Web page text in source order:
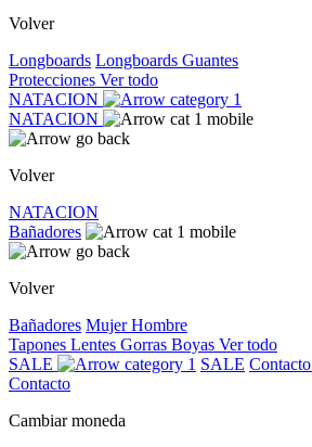
Volver
Longboards Longboards Guantes
Protecciones Ver todo
NATACION
NATACION
Volver
NATACION
Bañadores
Volver
Bañadores MujerHombre
Tapones Lentes Gorras Boyas Ver todo
SALE
SALE Contacto
Contacto
Cambiar moneda